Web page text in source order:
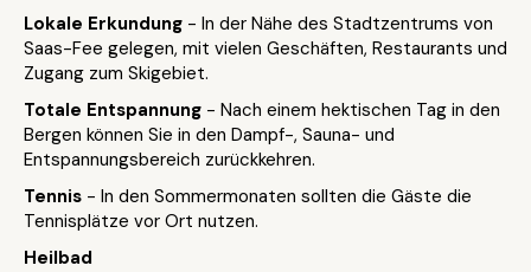
Lokale Erkundung - In der Nähe des Stadtzentrums von
Saas-Fee gelegen, mit vielen Geschäften, Restaurants und
Zugang zum Skigebiet.
Totale Entspannung - Nach einem hektischen Tag in den
Bergen können Sie in den Dampf-, Sauna- und
Entspannungsbereich zurückkehren.
Tennis - In den Sommermonaten sollten die Gäste die
Tennisplätze vor Ort nutzen.
Heilbad